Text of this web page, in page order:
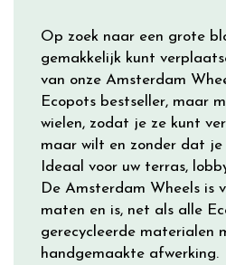
Op zoek naar een grote
gemakkelijk kunt
van onze Amsterdam
Ecopots bestseller, maar
wielen, zodat je ze kunt
maar wilt en zonder dat je
Ideaal voor uw terras,
De Amsterdam Wheels is
maten en is, net als alle
gerecycleerde materialen
handgemaakte afwerking.